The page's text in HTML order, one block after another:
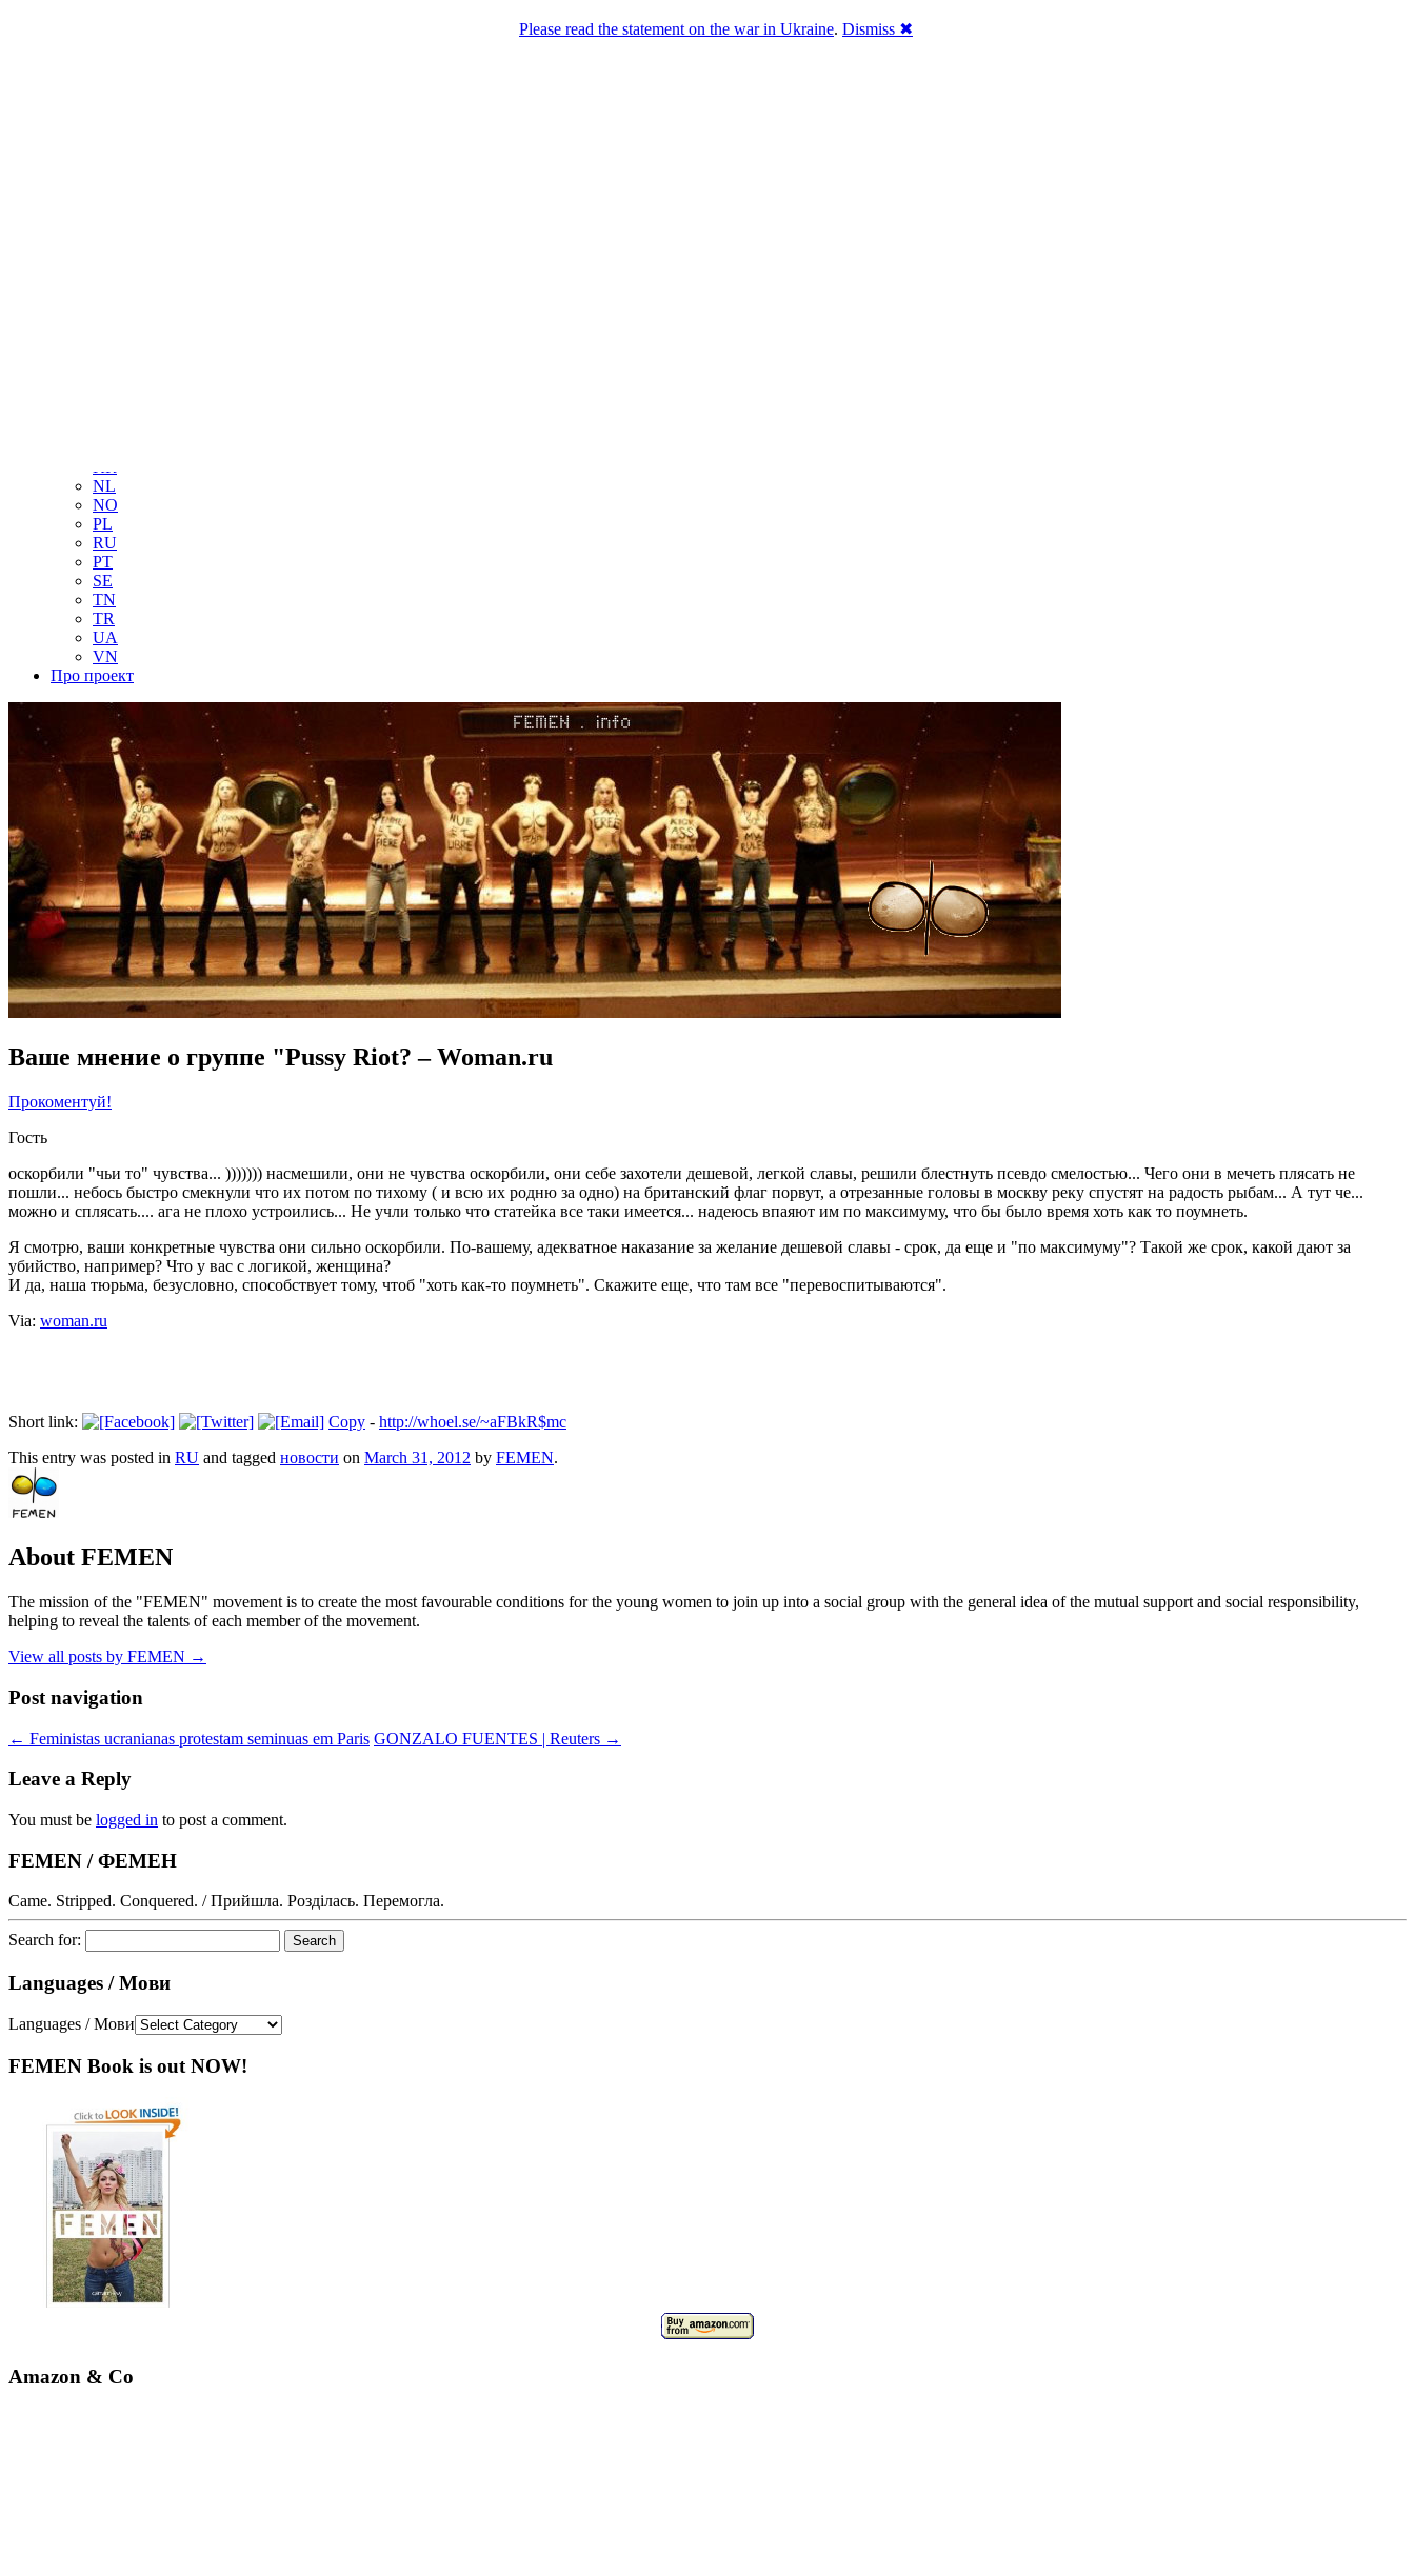
KR
NL
NO
PL
RU
PT
SE
TN
TR
UA
VN
Про проект
Ваше мнение о группе "Pussy Riot? – Woman.ru
Прокоментуй!
Гость
оскорбили "чьи то" чувства... ))))))) насмешили, они не чувства оскорбили, они себе захотели дешевой, легкой славы, решили блестнуть псевдо смелостью... Чего они в мечеть плясать не
пошли... небось быстро смекнули что их потом по тихому ( и всю их родню за одно) на британский флаг порвут, а отрезанные головы в москву реку спустят на радость рыбам... А тут че...
можно и сплясать.... ага не плохо устроились... Не учли только что статейка все таки имеется... надеюсь впаяют им по максимуму, что бы было время хоть как то поумнеть.
Я смотрю, ваши конкретные чувства они сильно оскорбили. По-вашему, адекватное наказание за желание дешевой славы - срок, да еще и "по максимуму"? Такой же срок, какой дают за
убийство, например? Что у вас с логикой, женщина?
И да, наша тюрьма, безусловно, способствует тому, чтоб "хоть как-то поумнеть". Скажите еще, что там все "перевоспитываются".
Via: woman.ru
Short link: Copy - http://whoel.se/~aFBkR$mc
This entry was posted in RU and tagged новости on March 31, 2012 by FEMEN.
About FEMEN
The mission of the "FEMEN" movement is to create the most favourable conditions for the young women to join up into a social group with the general idea of the mutual support and social responsibility,
helping to reveal the talents of each member of the movement.
View all posts by FEMEN →
Post navigation
← Feministas ucranianas protestam seminuas em Paris GONZALO FUENTES | Reuters →
Leave a Reply
You must be logged in to post a comment.
FEMEN / ФЕМЕН
Came. Stripped. Conquered. / Прийшла. Розділась. Перемогла.
Search for:
Languages / Мови
Languages / Мови
FEMEN Book is out NOW!
Amazon & Co
Please read the statement on the war in Ukraine. Dismiss ✖